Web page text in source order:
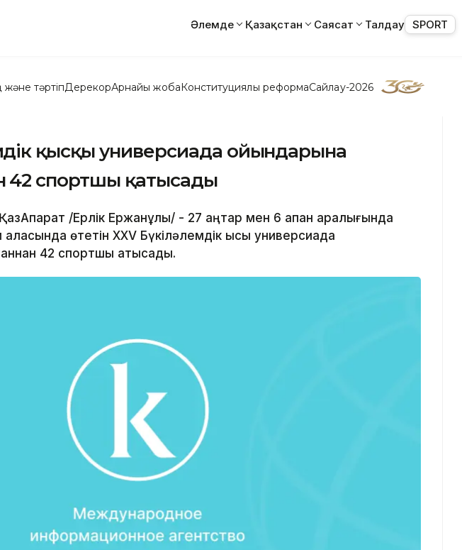
Әлемде Қазақстан Саясат Талдау SPORT
және тәртіпДерекқорАрнайы жобаКонституциялық реформаСайлау-2026
қысқы универсиада ойындарына
42 спортшы қатысады
/Ерлік Ержанұлы/ - 27 қаңтар мен 6 ақпан аралығында
өтетін ХХV Бүкіләлемдік қысқы универсиада
42 спортшы қатысады.